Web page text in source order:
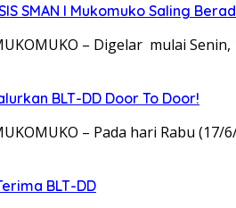
SMAN I Mukomuko Saling
– Digelar mulai
BLT-DD Door To Door!
– Pada hari Rabu
BLT-DD